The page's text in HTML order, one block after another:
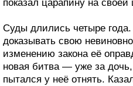
показал царапину на своей
Суды длились четыре
доказывать свою
изменению закона её
новая битва — уже за
пытался у неё отнять.